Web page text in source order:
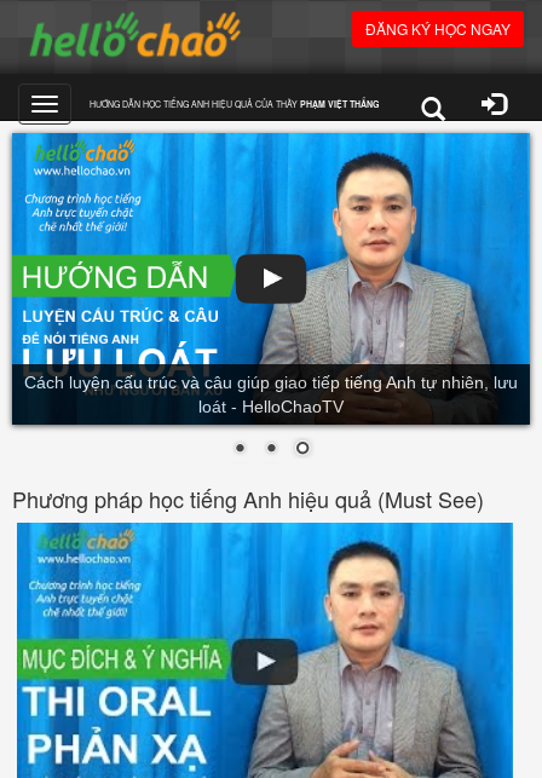
ĐĂNG KÝ HỌC NGAY
Toggle
navigation
HƯỚNG DẪN HỌC TIẾNG ANH HIỆU QUẢ CỦA THẦY PHẠM VIỆT THẮNG
Luyện phát âm tiếng Anh theo phương pháp đọc tách ghép âm -
HelloChaoTV
Phương pháp học tiếng Anh hiệu quả (Must See)